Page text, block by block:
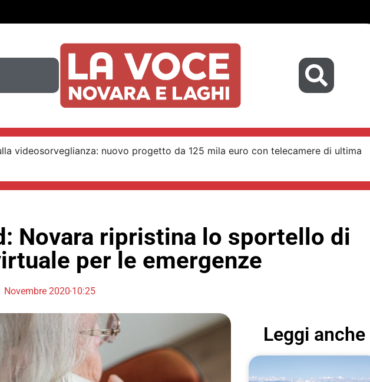
videosorveglianza: nuovo progetto da 125 mila euro con telecamere di ultima
Novara ripristina lo sportello di
per le emergenze
Novembre 202010:25
Leggi anche